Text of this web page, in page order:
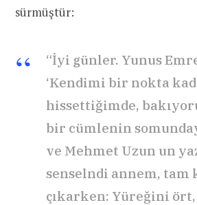
sürmüştür:
“İyi günler. Yunus
‘Kendimi bir nokta
hissettiğimde,
bir cümlenin
ve Mehmet Uzun un
senselndi annem, tam
çıkarken: Yüreğini